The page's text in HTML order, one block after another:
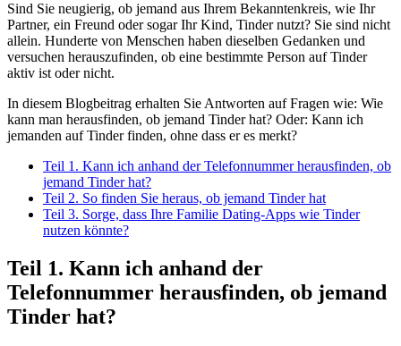
Sind Sie neugierig, ob jemand aus Ihrem Bekanntenkreis, wie Ihr
Partner, ein Freund oder sogar Ihr Kind, Tinder nutzt? Sie sind nicht
allein. Hunderte von Menschen haben dieselben Gedanken und
versuchen herauszufinden, ob eine bestimmte Person auf Tinder
aktiv ist oder nicht.
In diesem Blogbeitrag erhalten Sie Antworten auf Fragen wie: Wie
kann man herausfinden, ob jemand Tinder hat? Oder: Kann ich
jemanden auf Tinder finden, ohne dass er es merkt?
Teil 1. Kann ich anhand der Telefonnummer herausfinden, ob
jemand Tinder hat?
Teil 2. So finden Sie heraus, ob jemand Tinder hat
Teil 3. Sorge, dass Ihre Familie Dating-Apps wie Tinder
nutzen könnte?
Teil 1. Kann ich anhand der
Telefonnummer herausfinden, ob jemand
Tinder hat?